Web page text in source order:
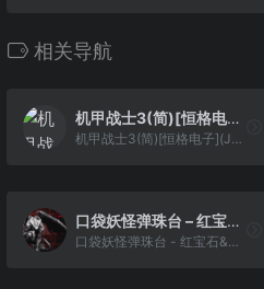
相关导航
机甲战士3(简)[恒格电子](JP)[RPG](6Mb)
机甲战士3(简)[恒格电子](JP)[RPG](6Mb)
口袋妖怪弹珠台 – 红宝石&蓝宝石[红魔](简)(JP)(64.29Mb)
口袋妖怪弹珠台 - 红宝石&蓝宝石[红魔](简)(JP)(64.29Mb)